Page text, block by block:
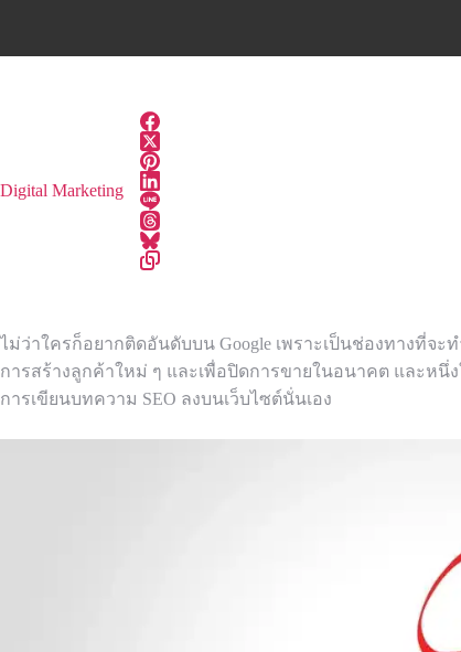
Digital Marketing
ไม่ว่าใครก็อยากติดอันดับบน Google เพราะเป็นช่องทางที่จ
การสร้างลูกค้าใหม่ ๆ และเพื่อปิดการขายในอนาคต และหนึ่
การเขียนบทความ SEO ลงบนเว็บไซต์นั่นเอง